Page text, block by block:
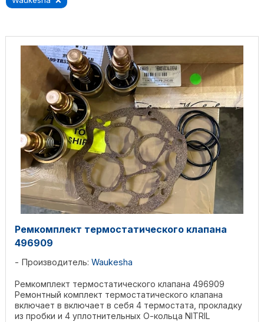
Ремкомплект термостатического клапана
496909
Производитель: Waukesha
Ремкомплект термостатического клапана 496909
Ремонтный комплект термостатического клапана
включает в включает в себя 4 термостата, прокладку
из пробки и 4 уплотнительных О-кольца NITRIL